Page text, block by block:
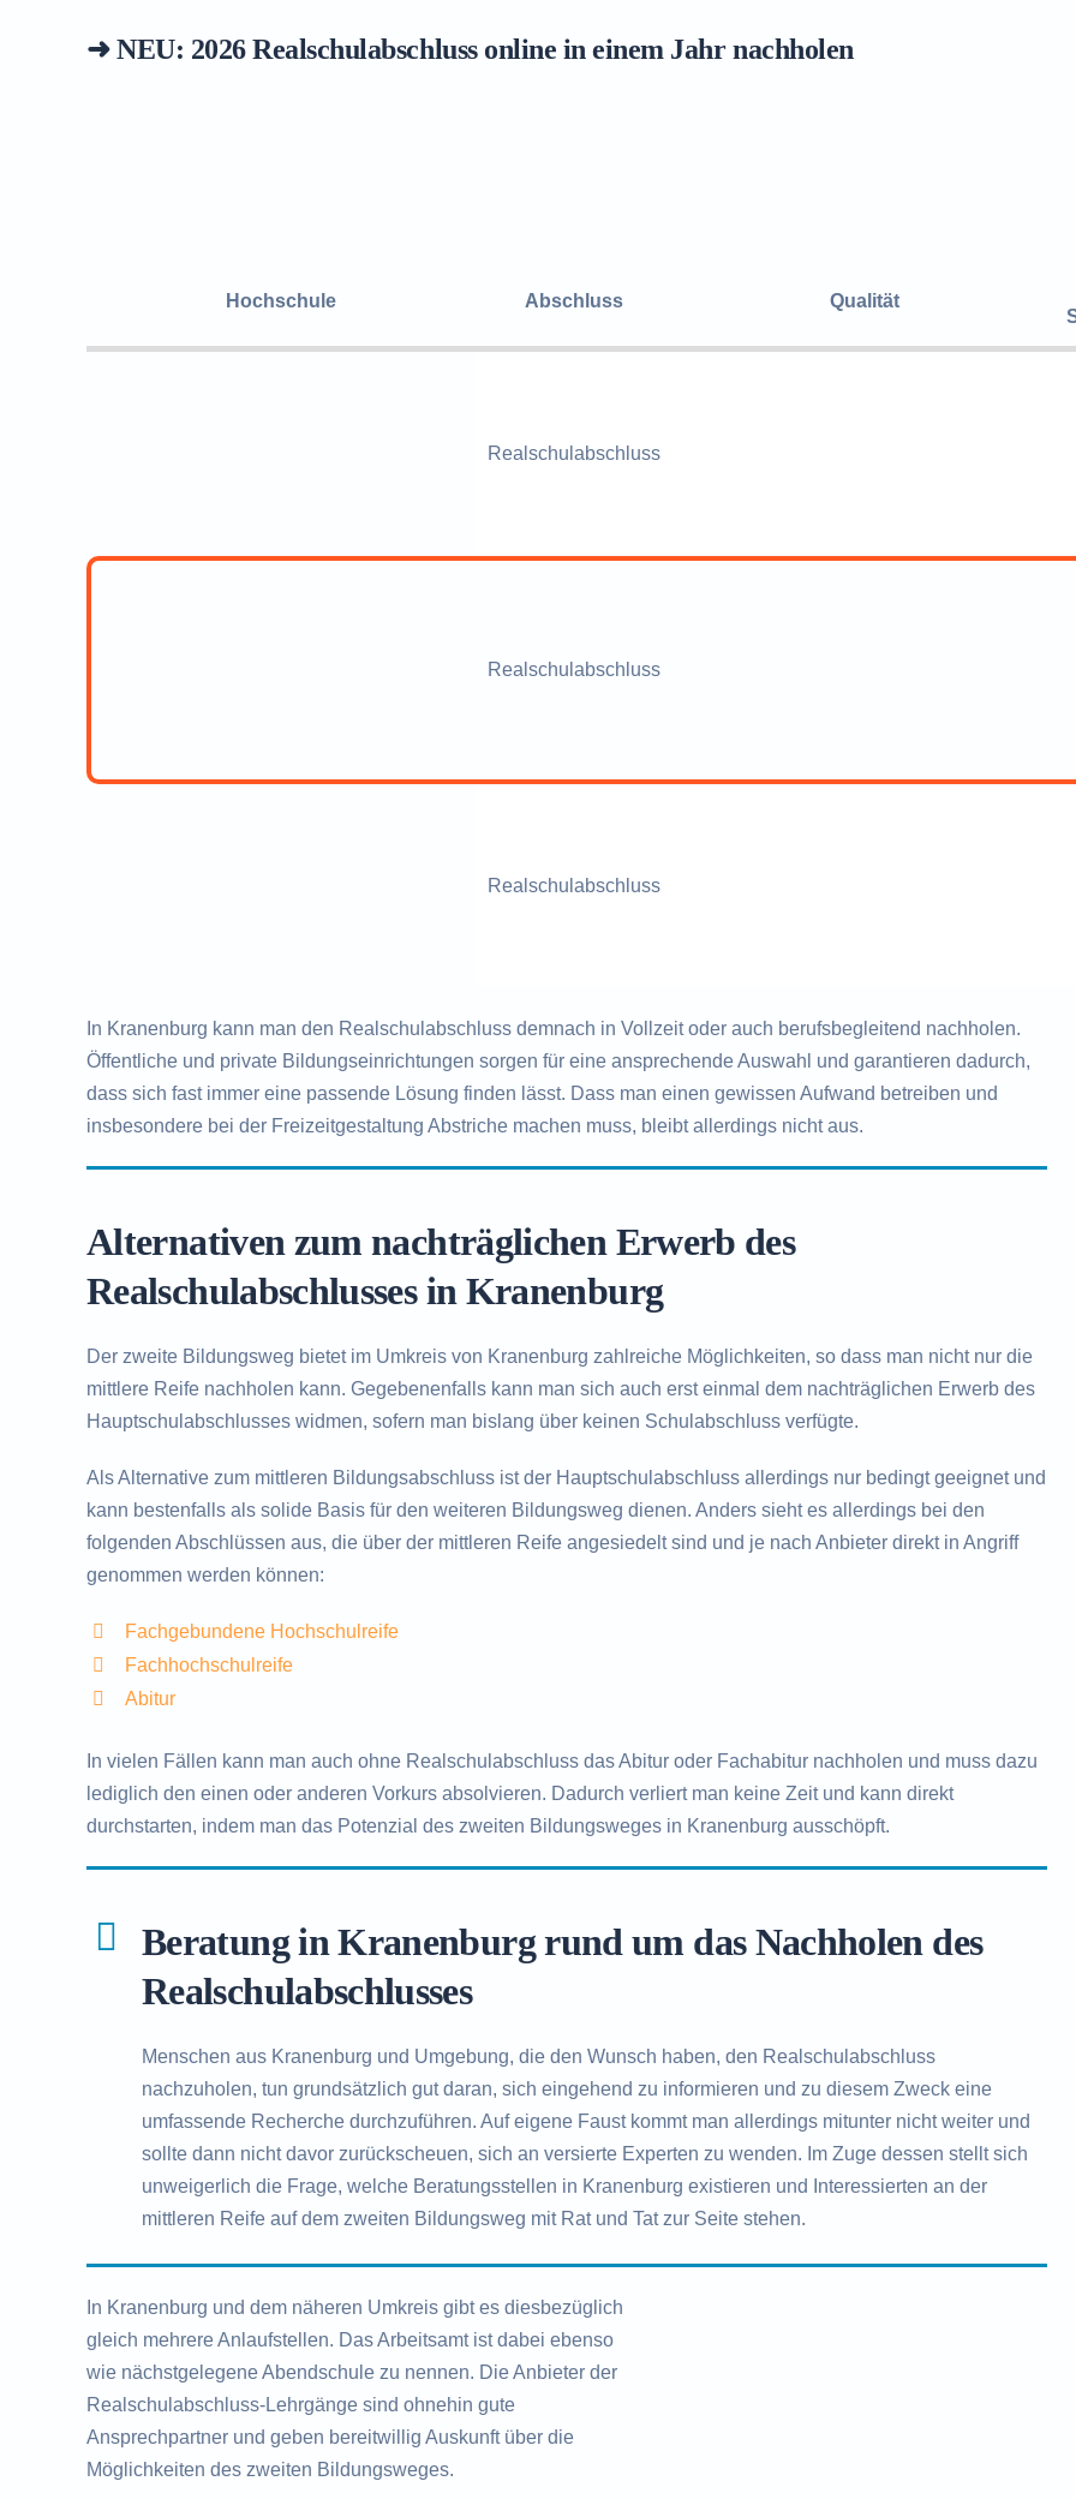
➜ NEU: 2026Realschulabschluss online in einem Jahr nachholen
Hochschule Abschluss Qualität
Realschulabschluss
Realschulabschluss
Realschulabschluss
In Kranenburg kann man den Realschulabschluss demnach in Vollzeit oder auch berufsbegleitend nachholen.
Öffentliche und private Bildungseinrichtungen sorgen für eine ansprechende Auswahl und garantieren dadurch,
dass sich fast immer eine passende Lösung finden lässt. Dass man einen gewissen Aufwand betreiben und
insbesondere bei der Freizeitgestaltung Abstriche machen muss, bleibt allerdings nicht aus.
Alternativen zum nachträglichen Erwerb des
Realschulabschlusses in Kranenburg
Der zweite Bildungsweg bietet im Umkreis von Kranenburg zahlreiche Möglichkeiten, so dass man nicht nur die
mittlere Reife nachholen kann. Gegebenenfalls kann man sich auch erst einmal dem nachträglichen Erwerb des
Hauptschulabschlusses widmen, sofern man bislang über keinen Schulabschluss verfügte.
Als Alternative zum mittleren Bildungsabschluss ist der Hauptschulabschluss allerdings nur bedingt geeignet und
kann bestenfalls als solide Basis für den weiteren Bildungsweg dienen. Anders sieht es allerdings bei den
folgenden Abschlüssen aus, die über der mittleren Reife angesiedelt sind und je nach Anbieter direkt in Angriff
genommen werden können:
Fachgebundene Hochschulreife
Fachhochschulreife
Abitur
In vielen Fällen kann man auch ohne Realschulabschluss das Abitur oder Fachabitur nachholen und muss dazu
lediglich den einen oder anderen Vorkurs absolvieren. Dadurch verliert man keine Zeit und kann direkt
durchstarten, indem man das Potenzial des zweiten Bildungsweges in Kranenburg ausschöpft.
Beratung in Kranenburg rund um das Nachholen des
Realschulabschlusses
Menschen aus Kranenburg und Umgebung, die den Wunsch haben, den Realschulabschluss
nachzuholen, tun grundsätzlich gut daran, sich eingehend zu informieren und zu diesem Zweck eine
umfassende Recherche durchzuführen. Auf eigene Faust kommt man allerdings mitunter nicht weiter und
sollte dann nicht davor zurückscheuen, sich an versierte Experten zu wenden. Im Zuge dessen stellt sich
unweigerlich die Frage, welche Beratungsstellen in Kranenburg existieren und Interessierten an der
mittleren Reife auf dem zweiten Bildungsweg mit Rat und Tat zur Seite stehen.
In Kranenburg und dem näheren Umkreis gibt es diesbezüglich
gleich mehrere Anlaufstellen. Das Arbeitsamt ist dabei ebenso
wie nächstgelegene Abendschule zu nennen. Die Anbieter der
Realschulabschluss-Lehrgänge sind ohnehin gute
Ansprechpartner und geben bereitwillig Auskunft über die
Möglichkeiten des zweiten Bildungsweges.